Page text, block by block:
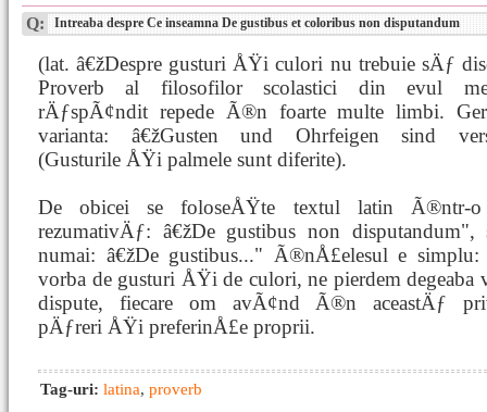
Q: Intreaba despre Ce inseamna De gustibus et coloribus non disputandum
(lat. â€žDespre gusturi ÅŸi culori nu trebuie sÄƒ
Proverb al filosofilor scolastici din evul
rÄƒspÃ¢ndit repede Ã®n foarte multe limbi.
varianta: â€žGusten und Ohrfeigen sind
(Gusturile ÅŸi palmele sunt diferite).
De obicei se foloseÅŸte textul latin Ã®ntr-
rezumativÄƒ: â€žDe gustibus non disputandum",
numai: â€žDe gustibus..." Ã®nÅ£elesul e
vorba de gusturi ÅŸi de culori, ne pierdem degeaba
dispute, fiecare om avÃ¢nd Ã®n aceastÄƒ
pÄƒreri ÅŸi preferinÅ£e proprii.
Tag-uri: latina, proverb